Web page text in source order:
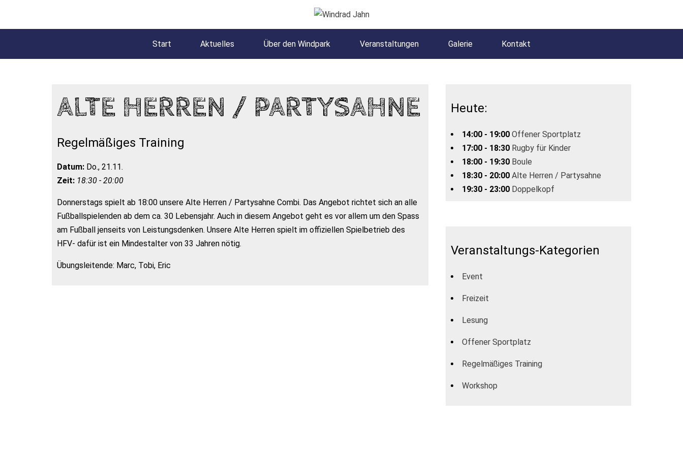
Start Aktuelles Über den Windpark Veranstaltungen Galerie Kontakt
ALTE HERREN / PARTYSAHNE
Regelmäßiges Training
Datum: Do., 21.11.
Zeit: 18:30 - 20:00
Donnerstags spielt ab 18:00 unsere Alte Herren / Partysahne Combi. Das Angebot richtet sich an alle
Fußballspielenden ab dem ca. 30 Lebensjahr. Auch in diesem Angebot geht es vor allem um den Spass
am Fußball jenseits von Leistungsdenken. Unsere Alte Herren spielt im offiziellen Spielbetrieb des
HFV- dafür ist ein Mindestalter von 33 Jahren nötig.
Übungsleitende: Marc, Tobi, Eric
Heute:
14:00 - 19:00 Offener Sportplatz
17:00 - 18:30 Rugby für Kinder
18:00 - 19:30 Boule
18:30 - 20:00 Alte Herren / Partysahne
19:30 - 23:00 Doppelkopf
Veranstaltungs-Kategorien
Event
Freizeit
Lesung
Offener Sportplatz
Regelmäßiges Training
Workshop